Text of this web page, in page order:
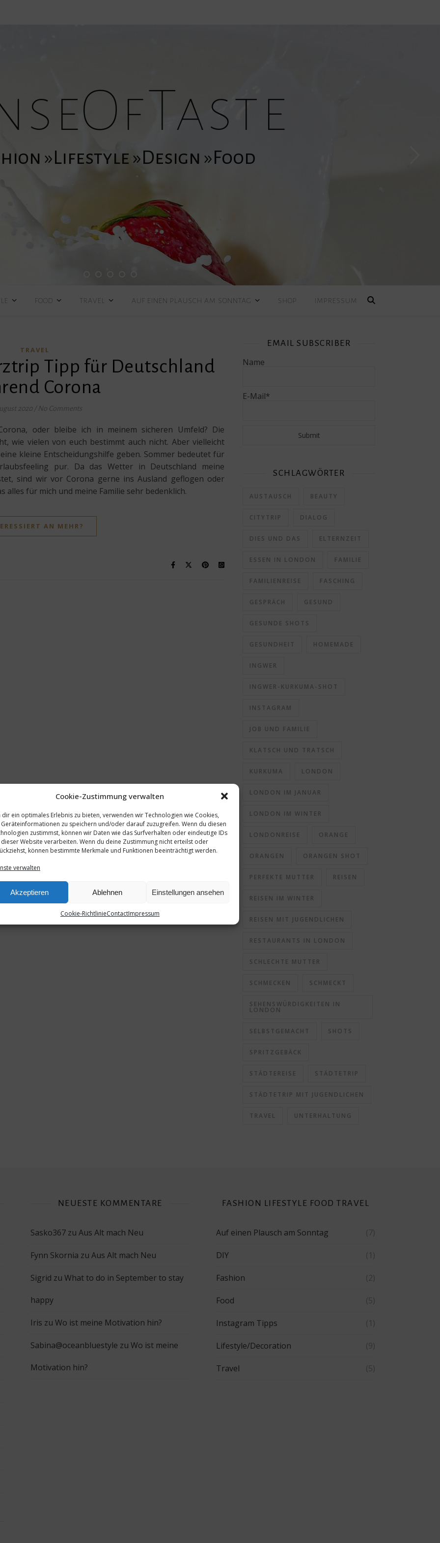
Cookie-Zustimmung verwalten
dir ein optimales Erlebnis zu bieten, verwenden wir Technologien wie Cookies,
Geräteinformationen zu speichern und/oder darauf zuzugreifen. Wenn du diesen
zustimmst, können wir Daten wie das Surfverhalten oder eindeutige IDs
dieser Website verarbeiten. Wenn du deine Zustimmung nicht erteilst oder
können bestimmte Merkmale und Funktionen beeinträchtigt werden.
verwalten
Akzeptieren Ablehnen Einstellungen ansehen
Cookie-RichtlinieContactImpressum
»Lifestyle »Design »Food
FOOD TRAVEL AUF EINEN PLAUSCH AM SONNTAG SHOP IMPRESSUM
TRAVEL
Tipp für Deutschland
Corona
2020 / No Comments
oder bleibe ich in meinem sicheren Umfeld? Die
wie vielen von euch bestimmt auch nicht. Aber vielleicht
kleine Entscheidungshilfe geben. Sommer bedeutet für
pur. Da das Wetter in Deutschland meine
sind wir vor Corona gerne ins Ausland geflogen oder
alles für mich und meine Familie sehr bedenklich.
AN MEHR?
EMAIL SUBSCRIBER
Name
E-Mail*
SCHLAGWÖRTER
AUSTAUSCH BEAUTY
CITYTRIP DIALOG
DIES UND DAS ELTERNZEIT
ESSEN IN LONDON FAMILIE
FAMILIENREISE FASCHING
GESPRÄCH GESUND
GESUNDE SHOTS
GESUNDHEIT HOMEMADE
INGWER
INGWER-KURKUMA-SHOT
INSTAGRAM
JOB UND FAMILIE
KLATSCH UND TRATSCH
KURKUMA LONDON
LONDON IM JANUAR
LONDON IM WINTER
LONDONREISE ORANGE
ORANGEN ORANGEN SHOT
PERFEKTE MUTTER REISEN
REISEN IM WINTER
REISEN MIT JUGENDLICHEN
RESTAURANTS IN LONDON
SCHLECHTE MUTTER
SCHMECKEN SCHMECKT
SEHENSWÜRDIGKEITEN IN
LONDON
SELBSTGEMACHT SHOTS
SPRITZGEBÄCK
STÄDTEREISE STÄDTETRIP
STÄDTETRIP MIT JUGENDLICHEN
TRAVEL UNTERHALTUNG
NEUESTE KOMMENTARE
Sasko367 zu Aus Alt mach Neu
Fynn Skornia zu Aus Alt mach Neu
Sigrid zu What to do in September to stay
happy
Iris zu Wo ist meine Motivation hin?
Sabina@oceanbluestyle zu Wo ist meine
Motivation hin?
FASHION LIFESTYLE FOOD TRAVEL
Auf einen Plausch am Sonntag (7)
DIY (1)
Fashion (2)
Food (5)
Instagram Tipps (1)
Lifestyle/Decoration (9)
Travel (5)